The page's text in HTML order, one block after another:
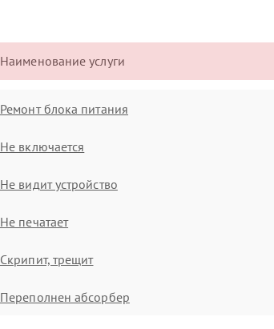
Наименование услуги
Ремонт блока питания
Не включается
Не видит устройство
Не печатает
Скрипит, трещит
Переполнен абсорбер